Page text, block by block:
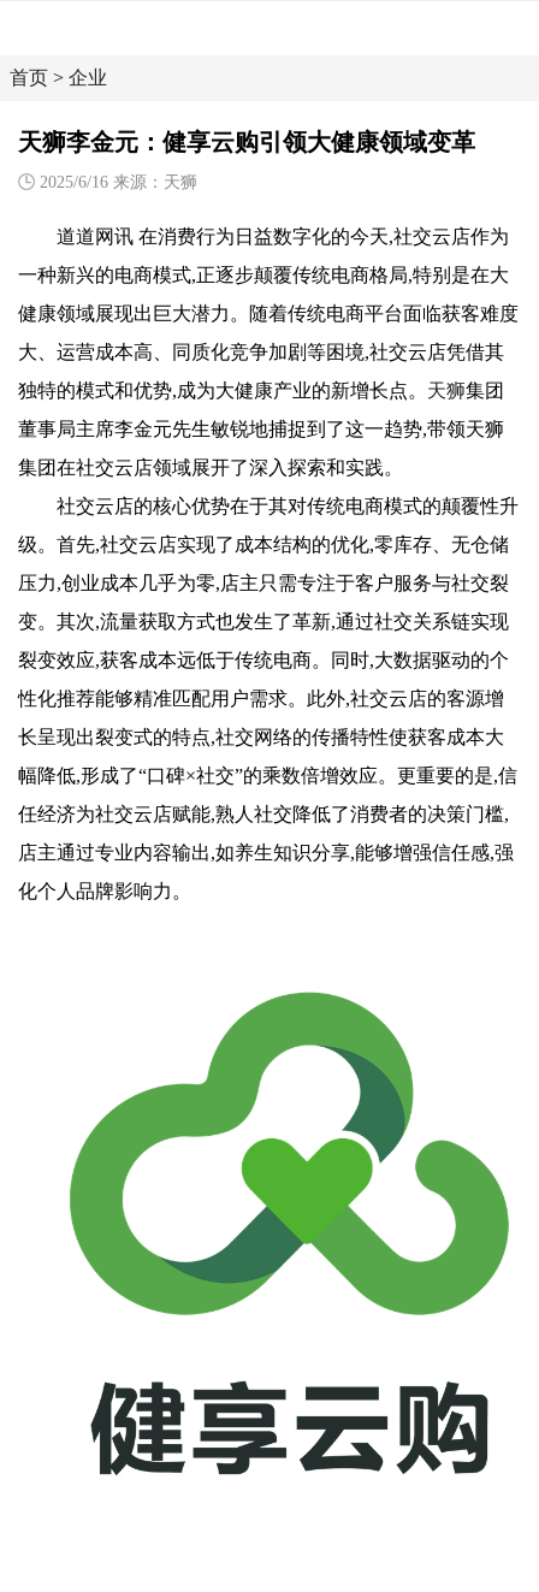
首页 > 企业
天狮李金元：健享云购引领大健康领域变革
2025/6/16 来源：天狮
道道网讯 在消费行为日益数字化的今天,社交云店作为
一种新兴的电商模式,正逐步颠覆传统电商格局,特别是在大
健康领域展现出巨大潜力。随着传统电商平台面临获客难度
大、运营成本高、同质化竞争加剧等困境,社交云店凭借其
独特的模式和优势,成为大健康产业的新增长点。 天狮集团
董事局主席李金元先生敏锐地捕捉到了这一趋势,带领天狮
集团在社交云店领域展开了深入探索和实践。
社交云店的核心优势在于其对传统电商模式的颠覆性升
级。首先,社交云店实现了成本结构的优化,零库存、无仓储
压力,创业成本几乎为零,店主只需专注于客户服务与社交裂
变。其次,流量获取方式也发生了革新,通过社交关系链实现
裂变效应,获客成本远低于传统电商。同时,大数据驱动的个
性化推荐能够精准匹配用户需求。此外,社交云店的客源增
长呈现出裂变式的特点,社交网络的传播特性使获客成本大
幅降低,形成了“口碑×社交”的乘数倍增效应。更重要的是,信
任经济为社交云店赋能,熟人社交降低了消费者的决策门槛,
店主通过专业内容输出,如养生知识分享,能够增强信任感,强
化个人品牌影响力。